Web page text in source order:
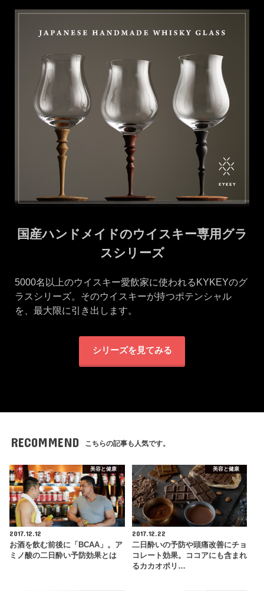
国産ハンドメイドのウイスキー専用グラ
スシリーズ
5000名以上のウイスキー愛飲家に使われるKYKEYのグ
ラスシリーズ。そのウイスキーが持つポテンシャル
を、最大限に引き出します。
シリーズを見てみる
RECOMMEND こちらの記事も人気です。
美容と健康
2017.12.12
お酒を飲む前後に「BCAA」。ア
ミノ酸の二日酔い予防効果とは
美容と健康
2017.12.22
二日酔いの予防や頭痛改善にチョ
コレート効果。ココアにも含まれ
るカカオポリ…